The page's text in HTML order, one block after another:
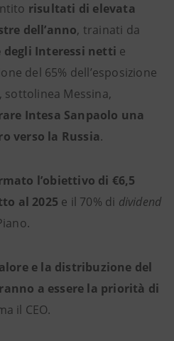
risultati di elevata
dell’anno, trainati da
degli Interessi netti e
del 65% dell’esposizione
sottolinea Messina,
Intesa Sanpaolo una
verso la Russia.
l’obiettivo di €6,5
al 2025 e il 70% di dividend
e la distribuzione del
a essere la priorità di
il CEO.